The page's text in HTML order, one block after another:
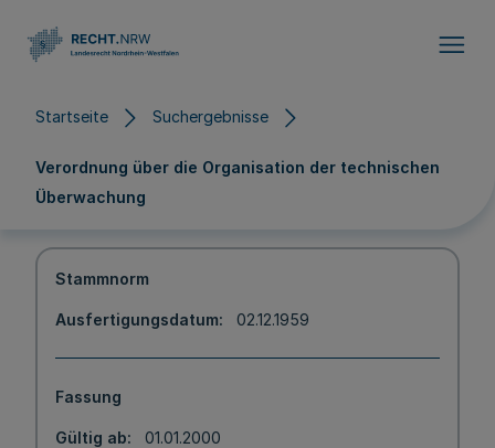
Startseite Suchergebnisse
Verordnung über die Organisation der technischen
Überwachung
Stammnorm
Ausfertigungsdatum 02.12.1959
Fassung
Gültig ab
01.01.2000